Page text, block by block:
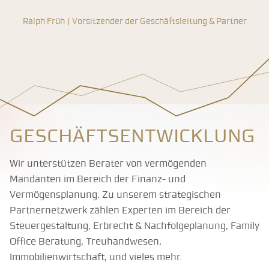
Ralph Früh | Vorsitzender der Geschäftsleitung & Partner
Geschäfts­entwicklung
Wir unterstützen Berater von vermögenden
Mandanten im Bereich der Finanz- und
Vermögensplanung. Zu unserem strategischen
Partnernetzwerk zählen Experten im Bereich der
Steuergestaltung, Erbrecht & Nachfolgeplanung, Family
Office Beratung, Treuhandwesen,
Immobilienwirtschaft, und vieles mehr.